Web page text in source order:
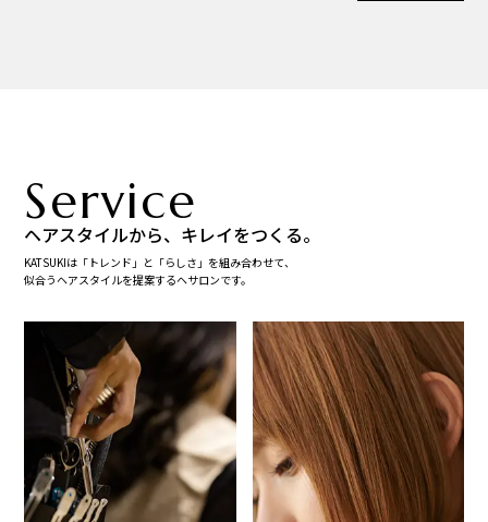
Service
ヘアスタイルから、キレイをつくる。
KATSUKIは「トレンド」と「らしさ」を組み合わせて、
似合うヘアスタイルを提案するヘサロンです。